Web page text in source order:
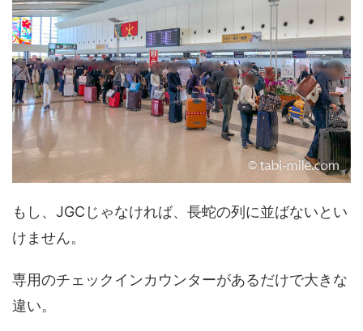
もし、JGCじゃなければ、長蛇の列に並ばないとい
けません。
専用のチェックインカウンターがあるだけで大きな
違い。